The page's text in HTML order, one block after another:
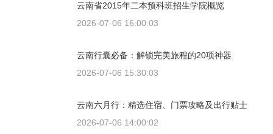
云南省2015年二本预科班招生学院概览
2026-07-06 16:00:03
云南行囊必备：解锁完美旅程的20项神器
2026-07-06 15:30:03
云南六月行：精选住宿、门票攻略及出行贴士
2026-07-06 14:00:02